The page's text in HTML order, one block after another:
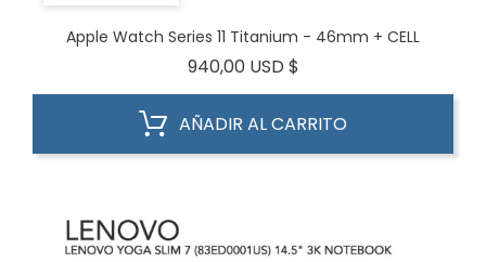
Apple Watch Series 11 Titanium - 46mm + CELL
940,00 USD $
AÑADIR AL CARRITO